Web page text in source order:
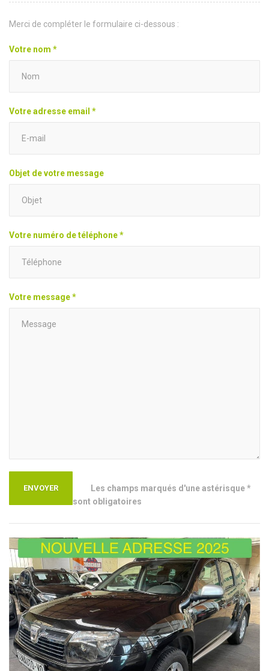
Merci de compléter le formulaire ci-dessous :
Votre nom *
Votre adresse email *
Objet de votre message
Votre numéro de téléphone *
Votre message *
Les champs marqués d'une astérisque *
sont obligatoires